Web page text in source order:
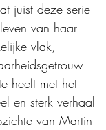
juist deze serie
van haar
vlak,
heeft met het
en sterk verhaal
van Martin